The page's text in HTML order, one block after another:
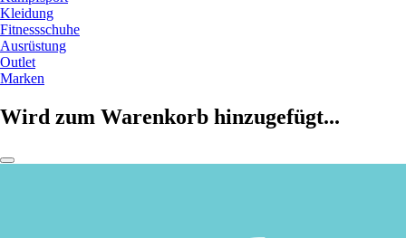
Kleidung
Fitnessschuhe
Ausrüstung
Outlet
Marken
Wird zum Warenkorb hinzugefügt...